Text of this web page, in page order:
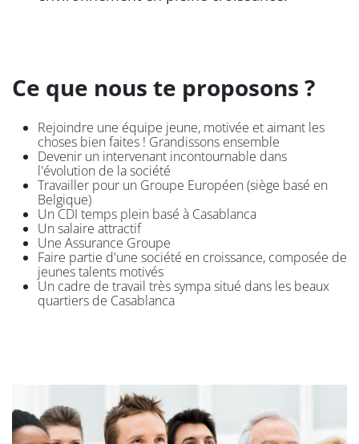
Ce que nous te proposons ?
Rejoindre une équipe jeune, motivée et aimant les
choses bien faites ! Grandissons ensemble
Devenir un intervenant incontournable dans
l'évolution de la société
Travailler pour un Groupe Européen (siège basé en
Belgique)
Un CDI temps plein basé à Casablanca
Un salaire attractif
Une Assurance Groupe
Faire partie d'une société en croissance, composée de
jeunes talents motivés
Un cadre de travail très sympa situé dans les beaux
quartiers de Casablanca